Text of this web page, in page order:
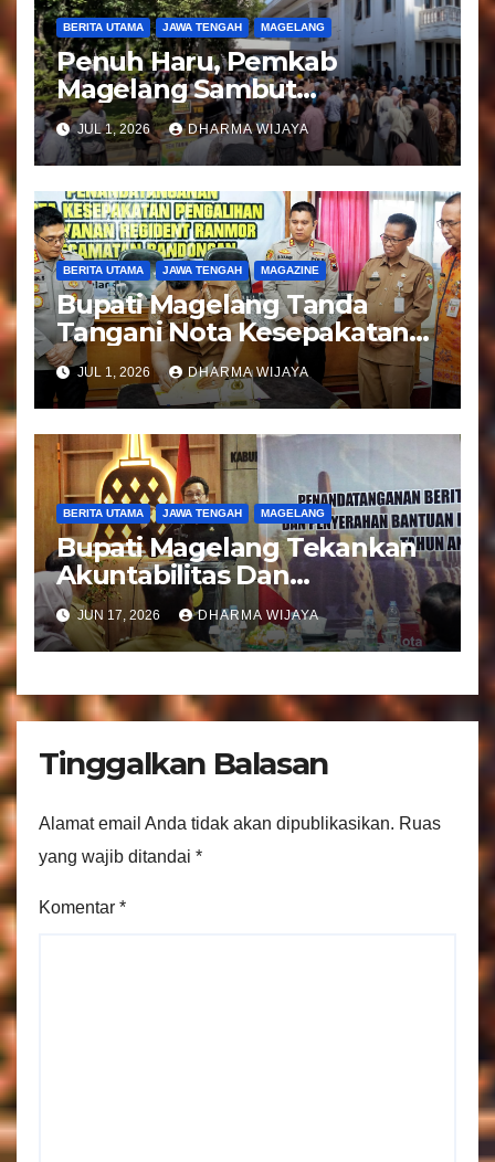
BERITA UTAMA JAWA TENGAH MAGELANG
Penuh Haru, Pemkab
Magelang Sambut
Kepulangan Jemaah Haji
Kloter 81
JUL 1, 2026 DHARMA WIJAYA
BERITA UTAMA JAWA TENGAH MAGAZINE
Bupati Magelang Tanda
Tangani Nota Kesepakatan
Pengalihan Pelayanan
Regident Di Kecamatan
Bandongan
JUL 1, 2026 DHARMA WIJAYA
BERITA UTAMA JAWA TENGAH MAGELANG
Bupati Magelang Tekankan
Akuntabilitas Dan
Tranparansi Pengelolaan
Bantuan Keuangan Parpol
JUN 17, 2026 DHARMA WIJAYA
Tinggalkan Balasan
Alamat email Anda tidak akan dipublikasikan. Ruas
yang wajib ditandai *
Komentar *